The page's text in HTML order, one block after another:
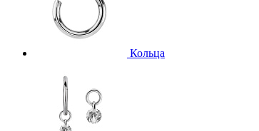
Кольца